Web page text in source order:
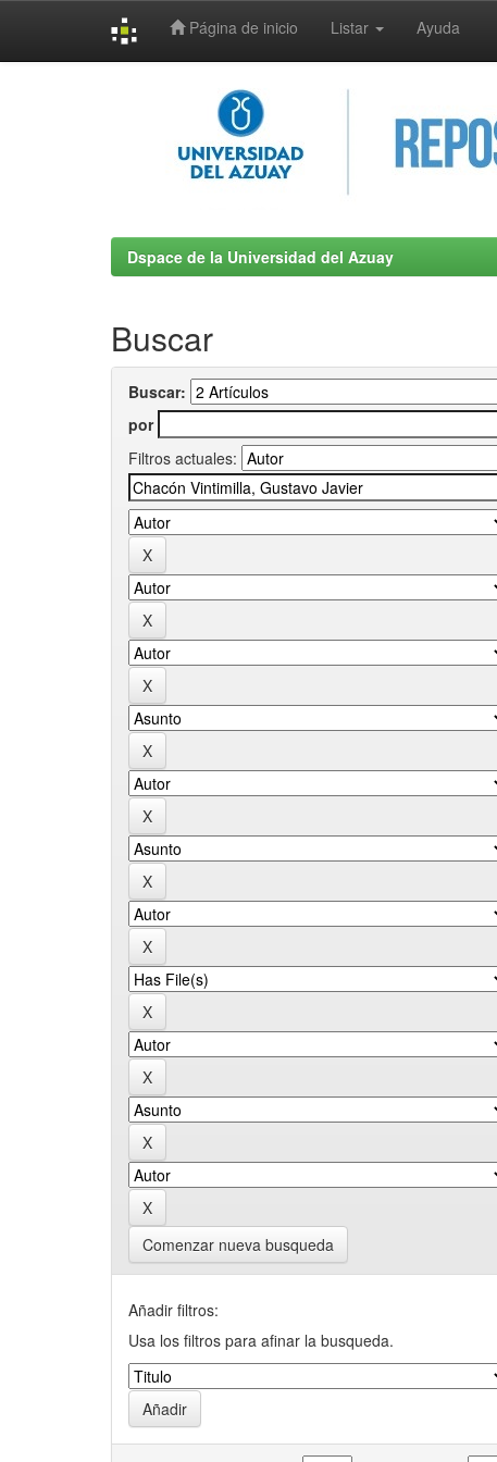
Página de inicio Listar Ayuda
Dspace de la Universidad del Azuay
Buscar
Buscar:
por
Filtros actuales:
Comenzar nueva busqueda
Añadir filtros:
Usa los filtros para afinar la busqueda.